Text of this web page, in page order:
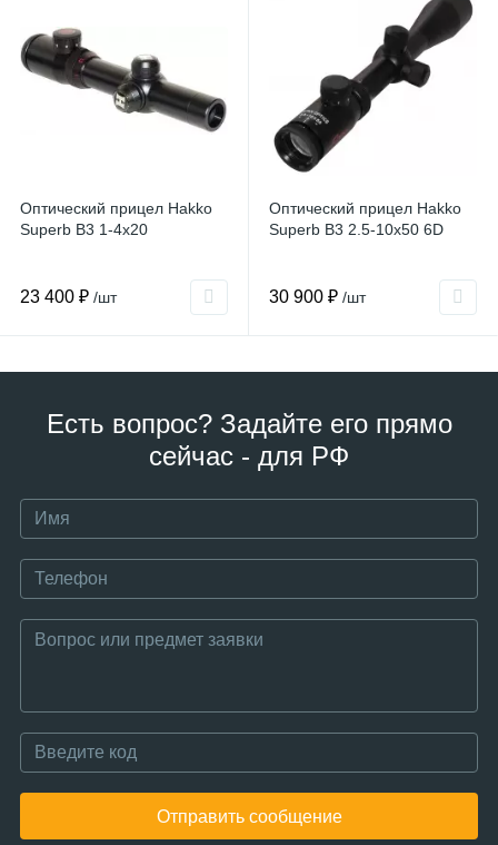
Оптический прицел Hakko
Superb B3 1-4x20
23 400 ₽ /шт
Оптический прицел Hakko
Superb B3 2.5-10x50 6D
30 900 ₽ /шт
Есть вопрос? Задайте его прямо
сейчас - для РФ
Отправить сообщение